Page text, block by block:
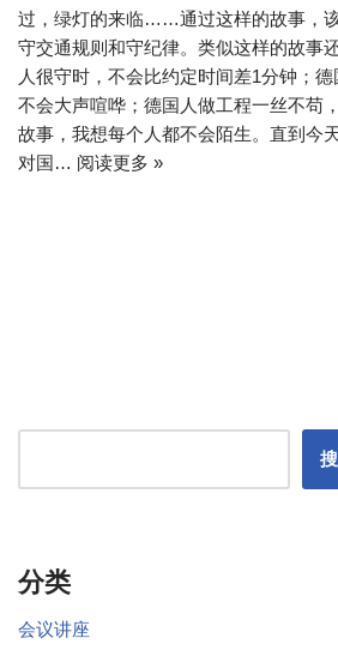
过，绿灯的来临……通过这样的故事，
守交通规则和守纪律。类似这样的故事
人很守时，不会比约定时间差1分钟；德
不会大声喧哗；德国人做工程一丝不苟
故事，我想每个人都不会陌生。直到今
对国… 阅读更多 »
分类
会议讲座